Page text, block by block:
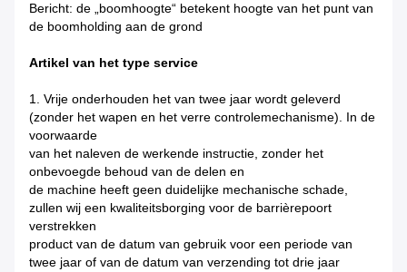
Bericht: de „boomhoogte“ betekent hoogte van het punt van
de boomholding aan de grond
Artikel van het type service
1. Vrije onderhouden het van twee jaar wordt geleverd
(zonder het wapen en het verre controlemechanisme). In de
voorwaarde
van het naleven de werkende instructie, zonder het
onbevoegde behoud van de delen en
de machine heeft geen duidelijke mechanische schade,
zullen wij een kwaliteitsborging voor de barrièrepoort
verstrekken
product van de datum van gebruik voor een periode van
twee jaar of van de datum van verzending tot drie jaar